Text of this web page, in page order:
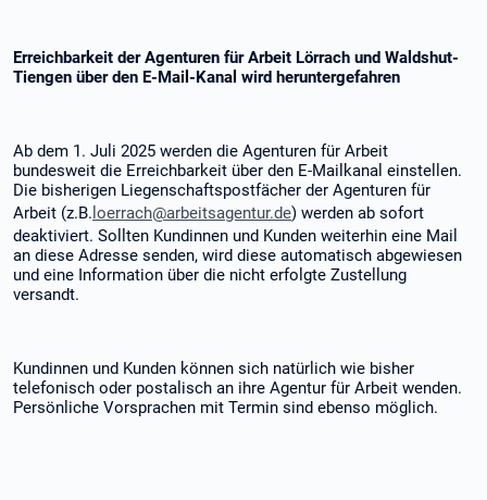
Erreichbarkeit der Agenturen für Arbeit Lörrach und Waldshut-
Tiengen über den E-Mail-Kanal wird heruntergefahren
Ab dem 1. Juli 2025 werden die Agenturen für Arbeit
bundesweit die Erreichbarkeit über den E-Mailkanal einstellen.
Die bisherigen Liegenschaftspostfächer der Agenturen für
Arbeit (z.B. loerrach@arbeitsagentur.de) werden ab sofort
deaktiviert. Sollten Kundinnen und Kunden weiterhin eine Mail
an diese Adresse senden, wird diese automatisch abgewiesen
und eine Information über die nicht erfolgte Zustellung
versandt.
Kundinnen und Kunden können sich natürlich wie bisher
telefonisch oder postalisch an ihre Agentur für Arbeit wenden.
Persönliche Vorsprachen mit Termin sind ebenso möglich.